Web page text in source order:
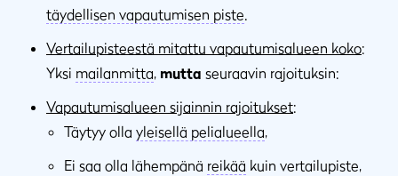
täydellisen vapautumisen piste.
Vertailupisteestä mitattu vapautumisalueen koko:
Yksi mailanmitta, mutta seuraavin rajoituksin:
Vapautumisalueen sijainnin rajoitukset:
Täytyy olla yleisellä pelialueella,
Ei saa olla lähempänä reikää kuin vertailupiste,